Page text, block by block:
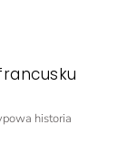
historia